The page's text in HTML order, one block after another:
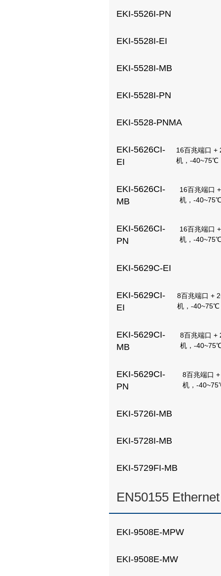
EKI-5526I-PN
EKI-5528I-EI
EKI-5528I-MB
EKI-5528I-PN
EKI-5528-PNMA
EKI-5626CI-
EI
16百兆端口 +
机，-40~75℃
EKI-5626CI-
MB
16百兆端口
机，-
EKI-5626CI-
PN
16百兆端口
机，-
EKI-5629C-EI
EKI-5629CI-
EI
8百兆端口 +
机，-40~75℃
EKI-5629CI-
MB
8百兆端口 +
机，-
EKI-5629CI-
PN
8百兆端口
机，-
EKI-5726I-MB
EKI-5728I-MB
EKI-5729FI-MB
EN50155
EKI-9508E-MPW
EKI-9508E-MW